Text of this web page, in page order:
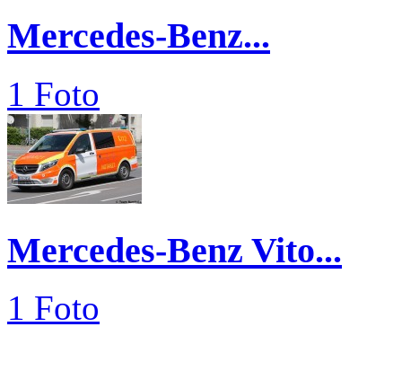
Mercedes-Benz...
1 Foto
Mercedes-Benz Vito...
1 Foto